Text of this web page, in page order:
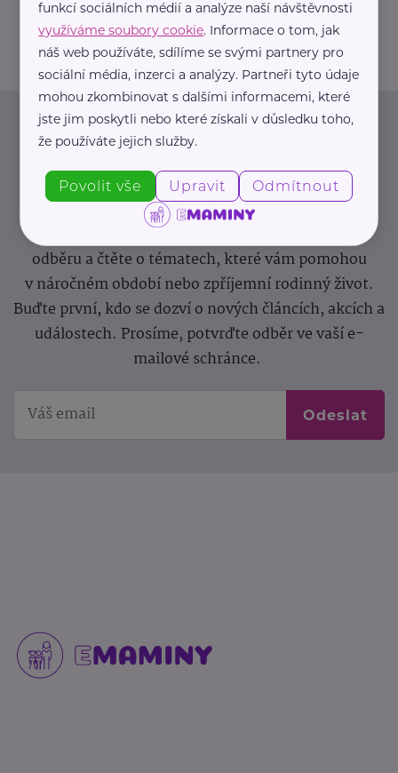
greendoors@greendoors.cz
Newsletter
Pravidelný přísun novinek, inspirace na každý den,
podpora pro rodiče i sdílení zkušeností. Takový je
Newsletter webu eMaminy.cz. Přihlaste se k jeho
odběru a čtěte o tématech, které vám pomohou
v náročném období nebo zpříjemní rodinný život.
Buďte první, kdo se dozví o nových článcích, akcích a
událostech. Prosíme, potvrďte odběr ve vaší e-
mailové schránce.
Odeslat
funkcí sociálních médií a analýze naší návštěvnosti
využíváme soubory cookie. Informace o tom, jak
náš web používáte, sdílíme se svými partnery pro
sociální média, inzerci a analýzy. Partneři tyto údaje
mohou zkombinovat s dalšími informacemi, které
jste jim poskytli nebo které získali v důsledku toho,
že používáte jejich služby.
Povolit vše Upravit Odmítnout